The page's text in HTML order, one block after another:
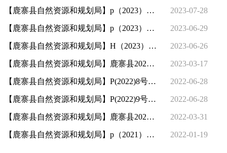
【鹿寨县自然资源和规划局】p（2023）16号土地出让结果表 2023-07-28
【鹿寨县自然资源和规划局】p（2023）14号土地出让结果表 2023-06-29
【鹿寨县自然资源和规划局】H（2023）6号划拨供地结果表 2023-06-26
【鹿寨县自然资源和规划局】鹿寨县2023年度国有建设用地供应计划 2023-03-17
【鹿寨县自然资源和规划局】P(2022)8号土地出让结果表 2022-06-28
【鹿寨县自然资源和规划局】P(2022)9号土地出让结果表 2022-06-28
【鹿寨县自然资源和规划局】鹿寨县2022年度国有建设用地供应计划 2022-03-31
【鹿寨县自然资源和规划局】p（2021）57号土地出让结果表 2022-01-19